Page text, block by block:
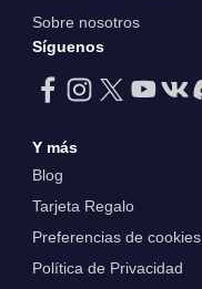
Sobre nosotros
Síguenos
Y más
Blog
Tarjeta Regalo
Preferencias de cookies
Política de Privacidad